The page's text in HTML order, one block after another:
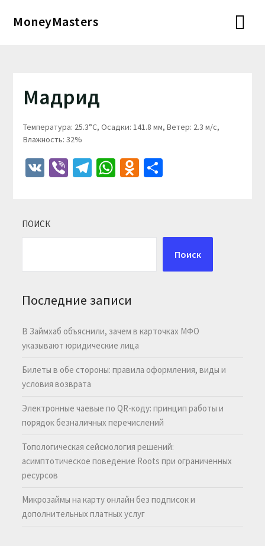
MoneyMasters
Мадрид
Температура: 25.3°C, Осадки: 141.8 мм, Ветер: 2.3 м/с,
Влажность: 32%
VKViberTelegram
WhatsApp
Odnoklassniki
Отправить
ПОИСК
Поиск
Последние записи
В Займхаб объяснили, зачем в карточках МФО
указывают юридические лица
Билеты в обе стороны: правила оформления, виды и
условия возврата
Электронные чаевые по QR-коду: принцип работы и
порядок безналичных перечислений
Топологическая сейсмология решений:
асимптотическое поведение Roots при ограниченных
ресурсов
Микрозаймы на карту онлайн без подписок и
дополнительных платных услуг